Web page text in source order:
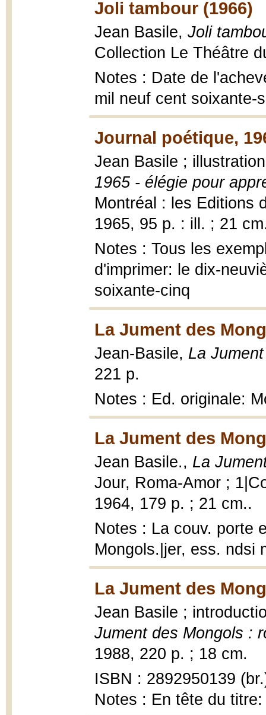
Joli tambour (1966)
Jean Basile, Joli
Collection Le Théâtre
Notes : Date de
mil neuf cent soixante-
Journal poétique,
Jean Basile ;
1965 - élégie pour
Montréal : les Editions
1965, 95 p. : ill. ; 21
Notes : Tous les
d'imprimer: le dix-
soixante-cinq
La Jument des
Jean-Basile, La
221 p.
Notes : Ed. originale:
La Jument des
Jean Basile., La
Jour, Roma-Amor ;
1964, 179 p. ; 21 cm..
Notes : La couv. porte
Mongols.|jer, ess. ndsi
La Jument des
Jean Basile ;
Jument des Mongols :
1988, 220 p. ; 18 cm.
ISBN : 2892950139
Notes : En tête du